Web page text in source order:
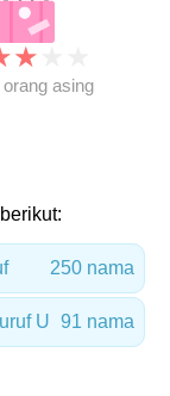
★
asing
250 nama
U 91 nama